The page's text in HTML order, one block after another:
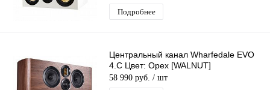
Подробнее
Центральный канал Wharfedale EVO
4.С Цвет: Орех [WALNUT]
58 990 руб. / шт